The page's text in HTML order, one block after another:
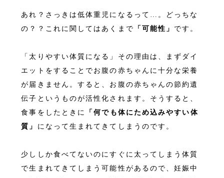
あれ？さっきは低体重児になるって…。どっちな
の？？これに関してはあくまで
「可能性」 です。
「太りやすい体質になる」その理由は、まずダイ
エットをすることでお腹の赤ちゃんに十分な栄養
が届きません。すると、お腹の赤ちゃんの節約遺
伝子というものが活性化されます。そうすると、
食事をしたときに
「何でも体にため込みやすい体
質」 になって生まれてきてしまうのです。
少ししか食べてないのにすぐに太ってしまう体質
で生まれてきてしまう可能性があるので、妊娠中